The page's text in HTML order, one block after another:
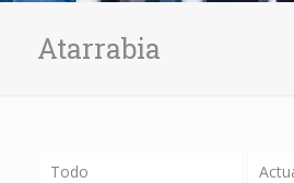
Atarrabia
Todo